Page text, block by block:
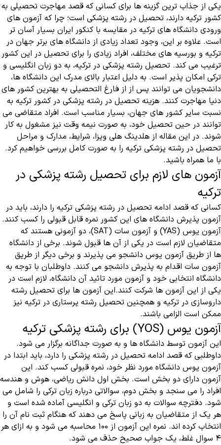
یکی از جذاب ترین گزینه ها برای کسانی که قصد مهاجرت تحصیلی به
کشور ترکیه دارند، تحصیل در رشته پزشکی است؛ چرا که آزمون های
ورودی دانشگاه های ترکیه در مقایسه با کنکور ایران بسیار آسان تر
است. علاوه بر این، وجود تعداد زیادی از دانشگاه های برتر جهان در
ترکیه و بورسیه های مختلف، افراد زیادی را برای تحصیل در این کشور
ترغیب می کند. تحصیل رشته پزشکی در ترکیه، به دو زبان انگلیسی و
ترکی امکان پذیر است. به دلیل اعتبار بالای مدرک این دانشگاه ها،
دانشجویان می توانند پس از از فارغ التحصیلی به بهترین کشور های
دنیا مهاجرت کنند. هزینه تحصیل در رشته پزشکی در کشور ترکیه به
نسبت سایر کشور های جهان، بسیار مناسب است. افراد متقاضی می
توانند در حین تحصیل خود، به صورت نیمه وقت نیز مشغول به کار
شوند. در این مقاله از هلدینگ هلی ویزا، شرایط، مدارک و مراحل
تحصیل در رشته پزشکی ترکیه را به صورت کامل بررسی خواهیم کرد.
با ما همراه باشید.
آزمون های لازم برای تحصیل رشته پزشکی در
ترکیه
کسانی که قصد ادامه تحصیل در رشته پزشکی ترکیه را دارند، باید در
آزمون پذیرش دانشگاه های این کشور نمره قابل قبولی را کسب کنند.
آزمون یوس (YAS) و آزمون سات (SAT)، دو آزمونی هستند که
متقاضیان لازم است در یکی از آن ها قبول شوند. برخی از دانشگاه
ها از طریق آزمون یوس دانشجو می پذیرند و برخی دیگر از طریق
آزمون سات اقدام به پذیرش دانشجو می کنند. داوطلبان با توجه به
دانشگاه انتخابی خود و آزمون مورد تائید آن دانشگاه، لازم است در
یکی از این آزمون ها شرکت کنند.این آزمون ها برای تحصیل رشته
داروسازی در ترکیه و همچنین تحصیل رشته پرستاری در ترکیه نیز
ممکن است الزامی باشند.
آزمون یوس (YOS) برای رشته پزشکی ترکیه
این آزمون توسط دانشگاه ها و به صورت جداگانه برگزار می شود.
داوطلبی که قصد ادامه تحصیل در رشته پزشکی را دارد، باید ابتدا در
آزمون یوس دانشگاه مورد نظر خود، نمره قبولی کسب کند. این
آزمون دارای دو بخش است. بخش اول دانش ریاضی، هوش و هندسه
افراد را می سنجد و بخش دوم، سوالاتی درباره زبان ترکی را شامل می
شود. دفترچه سوالات به دو زبان ترکی و انگلیسی آماده شده است و
هر یک از متقاضیان به زبانی پاسخ می دهند که هنگام ثبت نام آن را
انتخاب کرده اند. نمره این آزمون از ۱۰۰ محاسبه می شود و به ازای هر
۴ سوال غلط، یک جواب صحیح حذف می شود.